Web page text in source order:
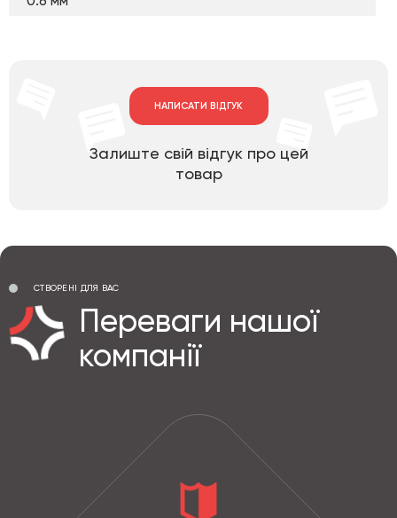
НАПИСАТИ ВІДГУК
Залиште свій відгук про цей
товар
СТВОРЕНІ ДЛЯ ВАС
Переваги нашої
компанії